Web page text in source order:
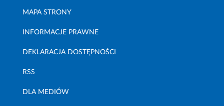
MAPA STRONY
INFORMACJE PRAWNE
DEKLARACJA DOSTĘPNOŚCI
RSS
DLA MEDIÓW